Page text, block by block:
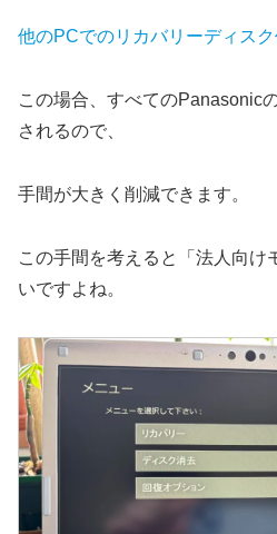
他のPCでのリカバリーディスク
この場合、すべてのPanasonic
されるので、
手間が大きく削減できます。
この手間を考えると「法人向け
いですよね。